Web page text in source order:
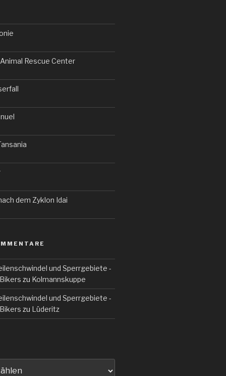
Rescue Center
dem Zyklon Idai
und Sperrgebiete -
zu Kolmannskuppe
und Sperrgebiete -
zu Lüderitz